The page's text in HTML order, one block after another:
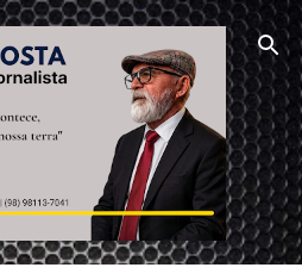
principal